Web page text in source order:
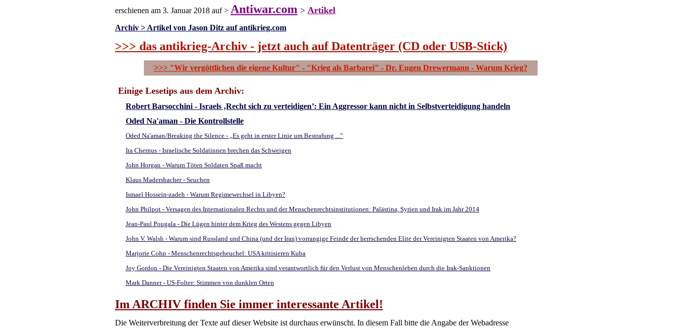
erschienen am 3. Januar 2018 auf > Antiwar.com > Artikel
Archiv > Artikel von Jason Ditz auf antikrieg.com
>>> das antikrieg-Archiv - jetzt auch auf Datenträger (CD oder USB-Stick)
>>> "Wir vergöttlichen die eigene Kultur" - "Krieg als Barbarei" - Dr. Eugen Drewermann - Warum Krieg?
Einige Lesetips aus dem Archiv:
Robert Barsocchini - Israels ‚Recht sich zu verteidigen’: Ein Aggressor kann nicht in Selbstverteidigung handeln
Oded Na'aman - Die Kontrollstelle
Oded Na'aman/Breaking the Silence - „Es geht in erster Linie um Bestrafung ...”
Ira Chernus - Israelische Soldatinnen brechen das Schweigen
John Horgan - Warum Töten Soldaten Spaß macht
Klaus Madersbacher - Seuchen
Ismael Hossein-zadeh - Warum Regimewechsel in Libyen?
John Philpot - Versagen des Internationalen Rechts und der Menschenrechtsinstitutionen: Palästina, Syrien und Irak im Jahr 2014
Jean-Paul Pougala - Die Lügen hinter dem Krieg des Westens gegen Libyen
John V. Walsh - Warum sind Russland und China (und der Iran) vorrangige Feinde der herrschenden Elite der Vereinigten Staaten von Amerika?
Marjorie Cohn - Menschenrechtsgeheuchel: USA kritisieren Kuba
Joy Gordon - Die Vereinigten Staaten von Amerika sind verantwortlich für den Verlust von Menschenleben durch die Irak-Sanktionen
Mark Danner - US-Folter: Stimmen von dunklen Orten
Im ARCHIV finden Sie immer interessante Artikel!
Die Weiterverbreitung der Texte auf dieser Website ist durchaus erwünscht. In diesem Fall bitte die Angabe der Webadresse